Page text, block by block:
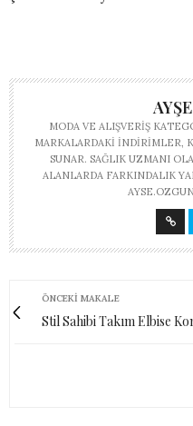
MODA VE ALIŞVERIŞ
MARKALARDAKI INDIRIMLER,
SUNAR. SAĞLIK UZMANI
ALANLARDA FARKINDALIK
ÖNCEKI MAKALE
Stil Sahibi Takım Elbise